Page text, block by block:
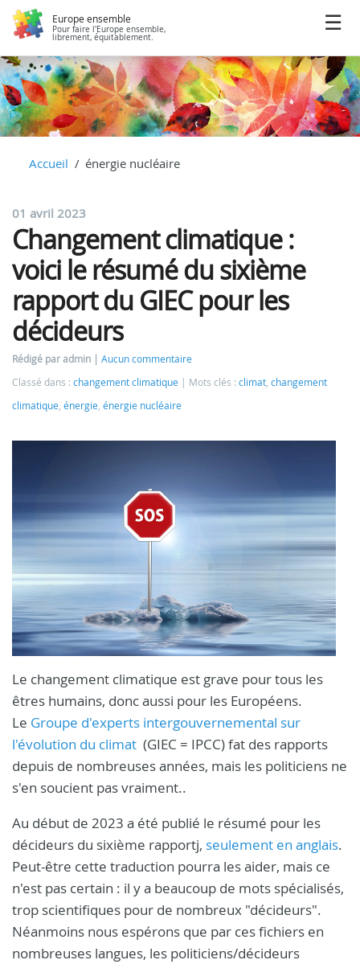
Europe ensemble
Pour faire l'Europe ensemble,
librement, équitablement.
Accueil énergie nucléaire
01 avril 2023
Changement climatique :
voici le résumé du sixième
rapport du GIEC pour les
décideurs
Rédigé par admin
Aucun commentaire
Classé dans : changement climatique Mots clés : climat changement
climatique énergie énergie nucléaire
Le changement climatique est grave pour tous les
êtres humains, donc aussi pour les Européens.
Le Groupe d'experts intergouvernemental sur
l'évolution du climat (GIEC = IPCC) fat des rapports
depuis de nombreuses années, mais les politiciens ne
s'en soucient pas vraiment..
Au début de 2023 a été publié le résumé pour les
décideurs du sixième rapportj, seulement en anglais.
Peut-être cette traduction pourra les aider, mais ce
n'est pas certain : il y a beaucoup de mots spécialisés,
trop scientifiques pour de nombreux "décideurs".
Néanmoins nous espérons que par ces fichiers en
nombreuses langues, les politiciens/décideurs